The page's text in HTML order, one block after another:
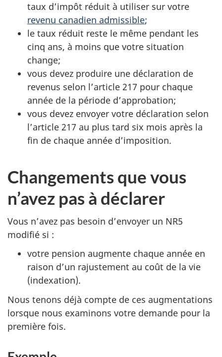
taux d’impôt réduit à utiliser sur votre
revenu canadien admissible;
le taux réduit reste le même pendant les
cinq ans, à moins que votre situation
change;
vous devez produire une déclaration de
revenus selon l’article 217 pour chaque
année de la période d’approbation;
vous devez envoyer votre déclaration selon
l’article 217 au plus tard six mois après la
fin de chaque année d’imposition.
Changements que vous
n’avez pas à déclarer
Vous n’avez pas besoin d’envoyer un NR5
modifié si :
votre pension augmente chaque année en
raison d’un rajustement au coût de la vie
(indexation).
Nous tenons déjà compte de ces augmentations
lorsque nous examinons votre demande pour la
première fois.